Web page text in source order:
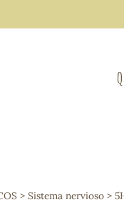
Osteo-articular
Mujer
> Sistema nervioso >